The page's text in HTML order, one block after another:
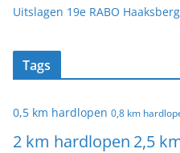
Uitslagen 19e RABO
Tags
0,5 km hardlopen 0,8 km
2 km hardlopen 2,5